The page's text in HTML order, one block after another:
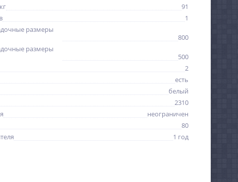
91
1
размеры
800
размеры
500
2
есть
белый
2310
неограничен
80
1 год